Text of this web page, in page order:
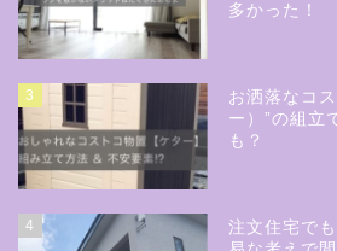
多かった！
3
お洒落なコ
ー）”の組立
も？
4
注文住宅で